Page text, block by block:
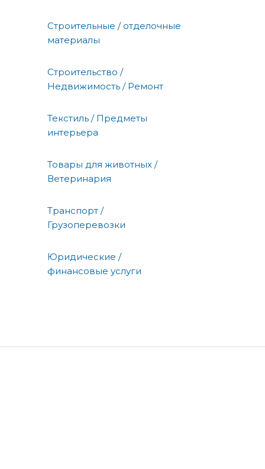
Строительные / отделочные
материалы
Строительство /
Недвижимость / Ремонт
Текстиль / Предметы
интерьера
Товары для животных /
Ветеринария
Транспорт /
Грузоперевозки
Юридические /
финансовые услуги